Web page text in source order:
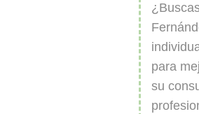
para
su